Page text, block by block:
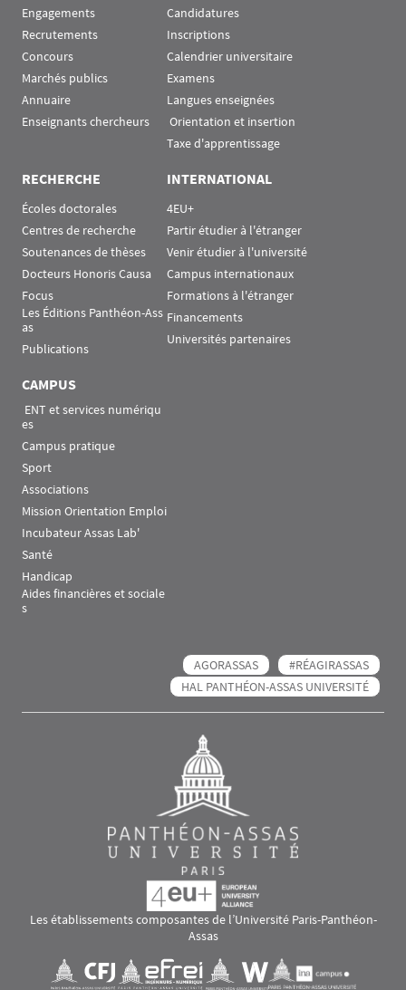
Engagements
Recrutements
Concours
Marchés publics
Annuaire
Enseignants chercheurs
Candidatures
Inscriptions
Calendrier universitaire
Examens
Langues enseignées
Orientation et insertion
Taxe d'apprentissage
RECHERCHE
Écoles doctorales
Centres de recherche
Soutenances de thèses
Docteurs Honoris Causa
Focus
Les Éditions Panthéon-Ass
as
Publications
INTERNATIONAL
4EU+
Partir étudier à l'étranger
Venir étudier à l'université
Campus internationaux
Formations à l'étranger
Financements
Universités partenaires
CAMPUS
es
Campus pratique
Sport
Associations
Mission Orientation Emploi
Incubateur Assas Lab'
Santé
Handicap
Aides financières et sociale
s
AGORASSAS
#RÉAGIRASSAS
HAL PANTHÉON-ASSAS UNIVERSITÉ
Les établissements composantes de l’Université Paris-Panthéon-
Assas
Visuel svgVisuel svg Visuel svgVisuel svg